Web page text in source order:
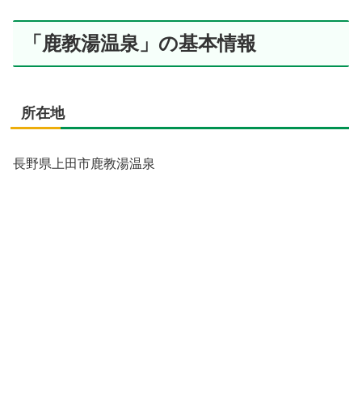
「鹿教湯温泉」の基本情報
所在地
長野県上田市鹿教湯温泉